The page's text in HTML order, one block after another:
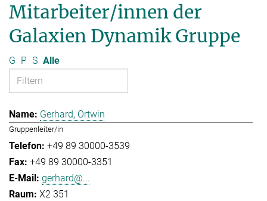
Mitarbeiter/innen der
Galaxien Dynamik Gruppe
G P S Alle
Gerhard, Ortwin
Gruppenleiter/in
+49 89 30000-3539
+49 89 30000-3351
gerhard@...
X2 351